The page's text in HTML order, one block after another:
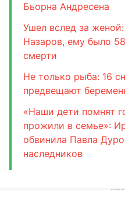
Бьорна Андресена
Ушел вслед за
Назаров, ему было
смерти
Не только рыба: 16
предвещают
«Наши дети помнят
прожили в семье»:
обвинила Павла
наследников